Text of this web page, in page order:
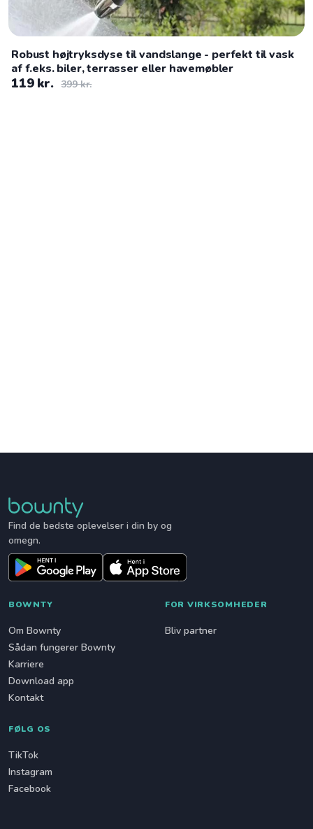
Robust højtryksdyse til vandslange - perfekt til vask
af f.eks. biler, terrasser eller havemøbler
119 kr. 399 kr.
Find de bedste oplevelser i din by og
omegn.
BOWNTY
Om Bownty
Sådan fungerer Bownty
Karriere
Download app
Kontakt
FOR VIRKSOMHEDER
Bliv partner
FØLG OS
TikTok
Instagram
Facebook